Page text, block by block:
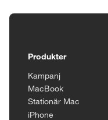
Produkter
Kampanj
MacBook
Stationär Mac
iPhone